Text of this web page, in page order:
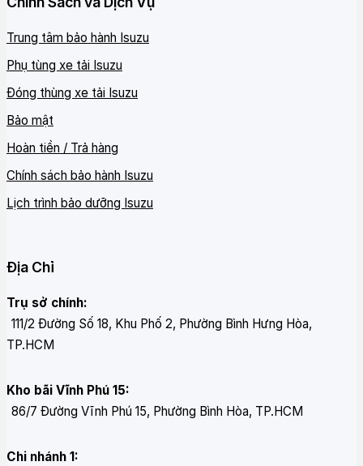
Trung tâm bảo hành Isuzu
Phụ tùng xe tải Isuzu
Đóng thùng xe tải Isuzu
Bảo mật
Hoàn tiền / Trả hàng
Chính sách bảo hành Isuzu
Lịch trình bảo dưỡng Isuzu
Địa Chỉ
Trụ sở chính:
111/2 Đường Số 18, Khu Phố 2, Phường Bình Hưng Hòa,
TP.HCM
Kho bãi Vĩnh Phú 15:
86/7 Đường Vĩnh Phú 15, Phường Bình Hòa, TP.HCM
Chi nhánh 1: